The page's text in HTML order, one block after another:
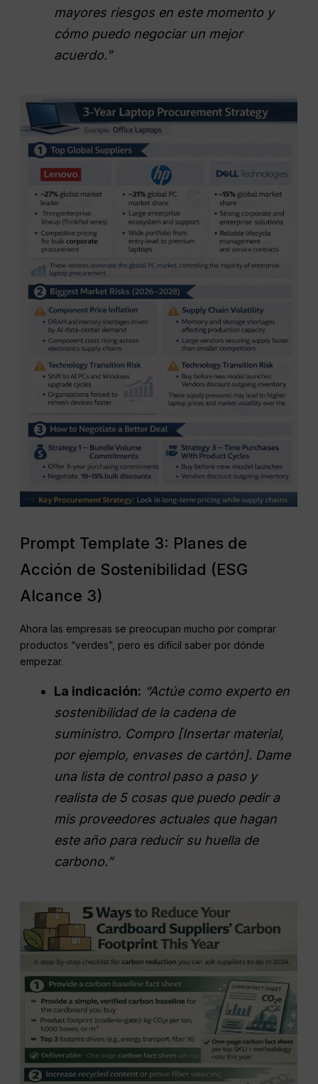
mayores riesgos en este momento y
cómo puedo negociar un mejor
acuerdo.”
Prompt Template 3: Planes de
Acción de Sostenibilidad (ESG
Alcance 3)
Ahora las empresas se preocupan mucho por comprar
productos “verdes”, pero es difícil saber por dónde
empezar.
La indicación: “Actúe como experto en
sostenibilidad de la cadena de
suministro. Compro [Insertar material,
por ejemplo, envases de cartón]. Dame
una lista de control paso a paso y
realista de 5 cosas que puedo pedir a
mis proveedores actuales que hagan
este año para reducir su huella de
carbono.”